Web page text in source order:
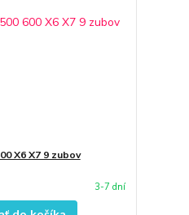
X6 X7 9 zubov
3-7 dní